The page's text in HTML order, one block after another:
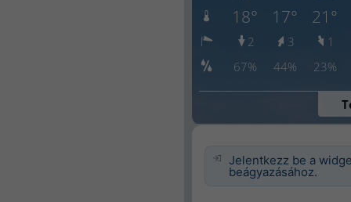
Jelentkezz be a
beágyazásához.